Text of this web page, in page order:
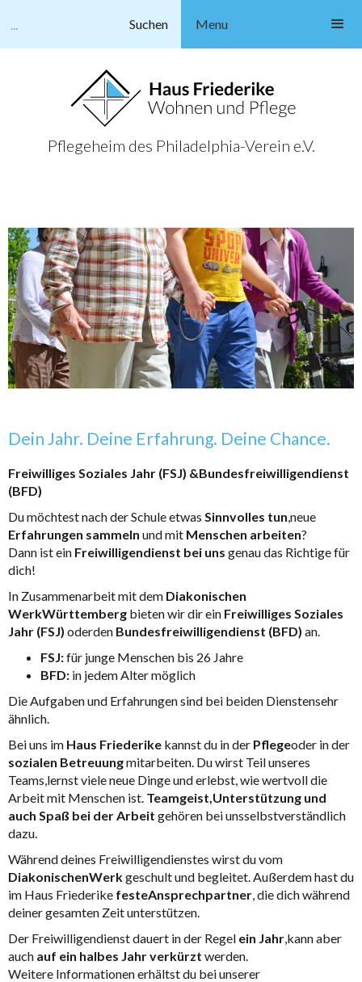
Menu
Pflegeheim des Philadelphia-Verein e.V.
Dein Jahr. Deine Erfahrung. Deine Chance.
Freiwilliges Soziales Jahr (FSJ) &Bundesfreiwilligendienst
(BFD)
Du möchtest nach der Schule etwas Sinnvolles tun ,neue
Erfahrungen sammeln und mit Menschen arbeiten?
Dann ist ein Freiwilligendienst bei uns genau das Richtige für
dich!
In Zusammenarbeit mit dem Diakonischen
WerkWürttemberg bieten wir dir ein Freiwilliges Soziales
Jahr (FSJ) oderden Bundesfreiwilligendienst (BFD) an.
FSJ:für junge Menschen bis 26 Jahre
BFD: in jedem Alter möglich
Die Aufgaben und Erfahrungen sind bei beiden Dienstensehr
ähnlich.
Bei uns im Haus Friederike kannst du in der Pflegeoder in der
sozialen Betreuungmitarbeiten. Du wirst Teil unseres
Teams,lernst viele neue Dinge und erlebst, wie wertvoll die
Arbeit mit Menschen ist. Teamgeist,Unterstützung und
auch Spaß bei der Arbeit gehören bei unsselbstverständlich
dazu.
Während deines Freiwilligendienstes wirst du vom
DiakonischenWerkgeschult und begleitet. Außerdem hast du
im Haus Friederike festeAnsprechpartner , die dich während
deiner gesamten Zeit unterstützen.
Der Freiwilligendienst dauert in der Regel ein Jahr ,kann aber
auch auf ein halbes Jahr verkürzt werden.
Weitere Informationen erhältst du bei unserer